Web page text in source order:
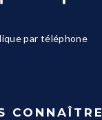
par téléphone
CONNAÎTRE